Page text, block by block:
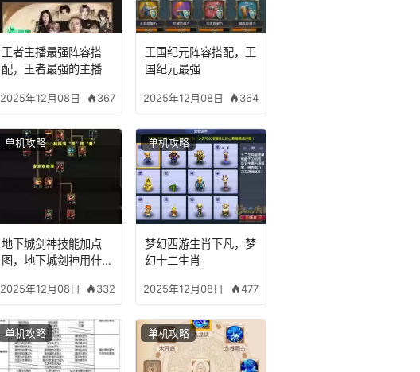
王者主播最强阵容搭
配，王者最强的主播
2025年12月08日 367
王国纪元阵容搭配，王
国纪元最强
2025年12月08日 364
地下城剑神技能加点
图，地下城剑神用什么
2025年12月08日 332
单机攻略
梦幻西游生肖下凡，梦
幻十二生肖
2025年12月08日 477
单机攻略
单机攻略 单机攻略